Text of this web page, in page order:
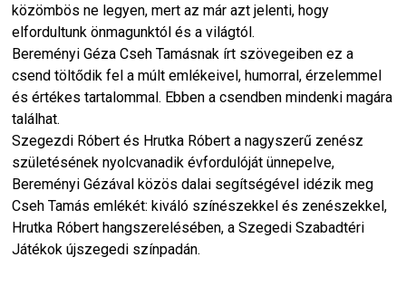
közömbös ne legyen, mert az már azt jelenti, hogy
elfordultunk önmagunktól és a világtól.
Bereményi Géza Cseh Tamásnak írt szövegeiben ez a
csend töltődik fel a múlt emlékeivel, humorral, érzelemmel
és értékes tartalommal. Ebben a csendben mindenki magára
találhat.
Szegezdi Róbert és Hrutka Róbert a nagyszerű zenész
születésének nyolcvanadik évfordulóját ünnepelve,
Bereményi Gézával közös dalai segítségével idézik meg
Cseh Tamás emlékét: kiváló színészekkel és zenészekkel,
Hrutka Róbert hangszerelésében, a Szegedi Szabadtéri
Játékok újszegedi színpadán.